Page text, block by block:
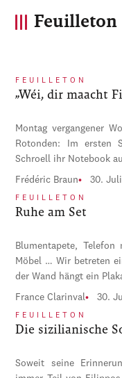
Feuilleton
FEUILLETON
„Wéi, dir maacht
Montag vergangener
Rotonden: Im ersten
Schroell ihr Notebook
Frédéric Braun 30.
FEUILLETON
Ruhe am Set
Blumentapete,
Möbel … Wir betreten
der Wand hängt ein
France Clarinval 30.
FEUILLETON
Die sizilianische
Soweit seine